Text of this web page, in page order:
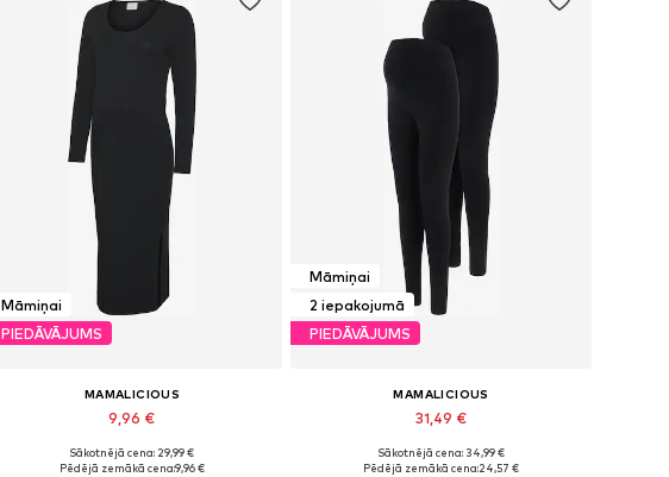
Māmiņai
PIEDĀVĀJUMS
MAMALICIOUS
9,96 €
Pieejamie izmēri: 34, 36, 38, 40, 42
Sākotnējā cena: 29,99 €
Pēdējā zemākā cena:9,96 €
Māmiņai
2 iepakojumā
PIEDĀVĀJUMS
MAMALICIOUS
31,49 €
Pieejamie izmēri: XS, S, M, L, XL
Sākotnējā cena: 34,99 €
Pēdējā zemākā cena:24,57 €